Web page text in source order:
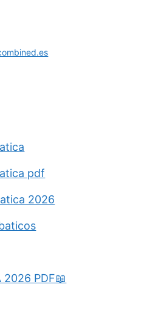
pdf
2026
2026 PDF📖